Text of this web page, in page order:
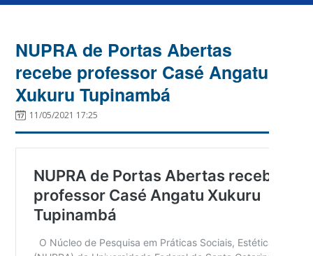
NUPRA de Portas Abertas
recebe professor Casé Angatu
Xukuru Tupinambá
11/05/2021 17:25